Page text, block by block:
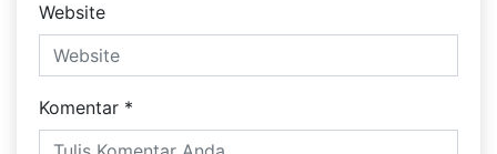
Website
Komentar *